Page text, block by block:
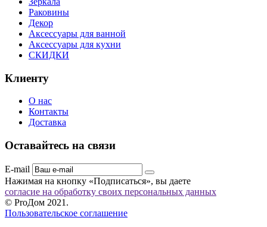
Раковины
Декор
Аксессуары для ванной
Аксессуары для кухни
СКИДКИ
Клиенту
О нас
Контакты
Доставка
Оставайтесь на связи
E-mail
Нажимая на кнопку «Подписаться», вы даете
согласие на обработку своих персональных данных
© ProДом 2021.
Пользовательское соглашение